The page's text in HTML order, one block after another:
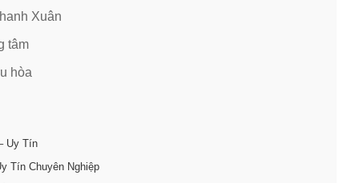
Xuân
tâm
hòa
Uy Tín
Tín Chuyên Nghiệp